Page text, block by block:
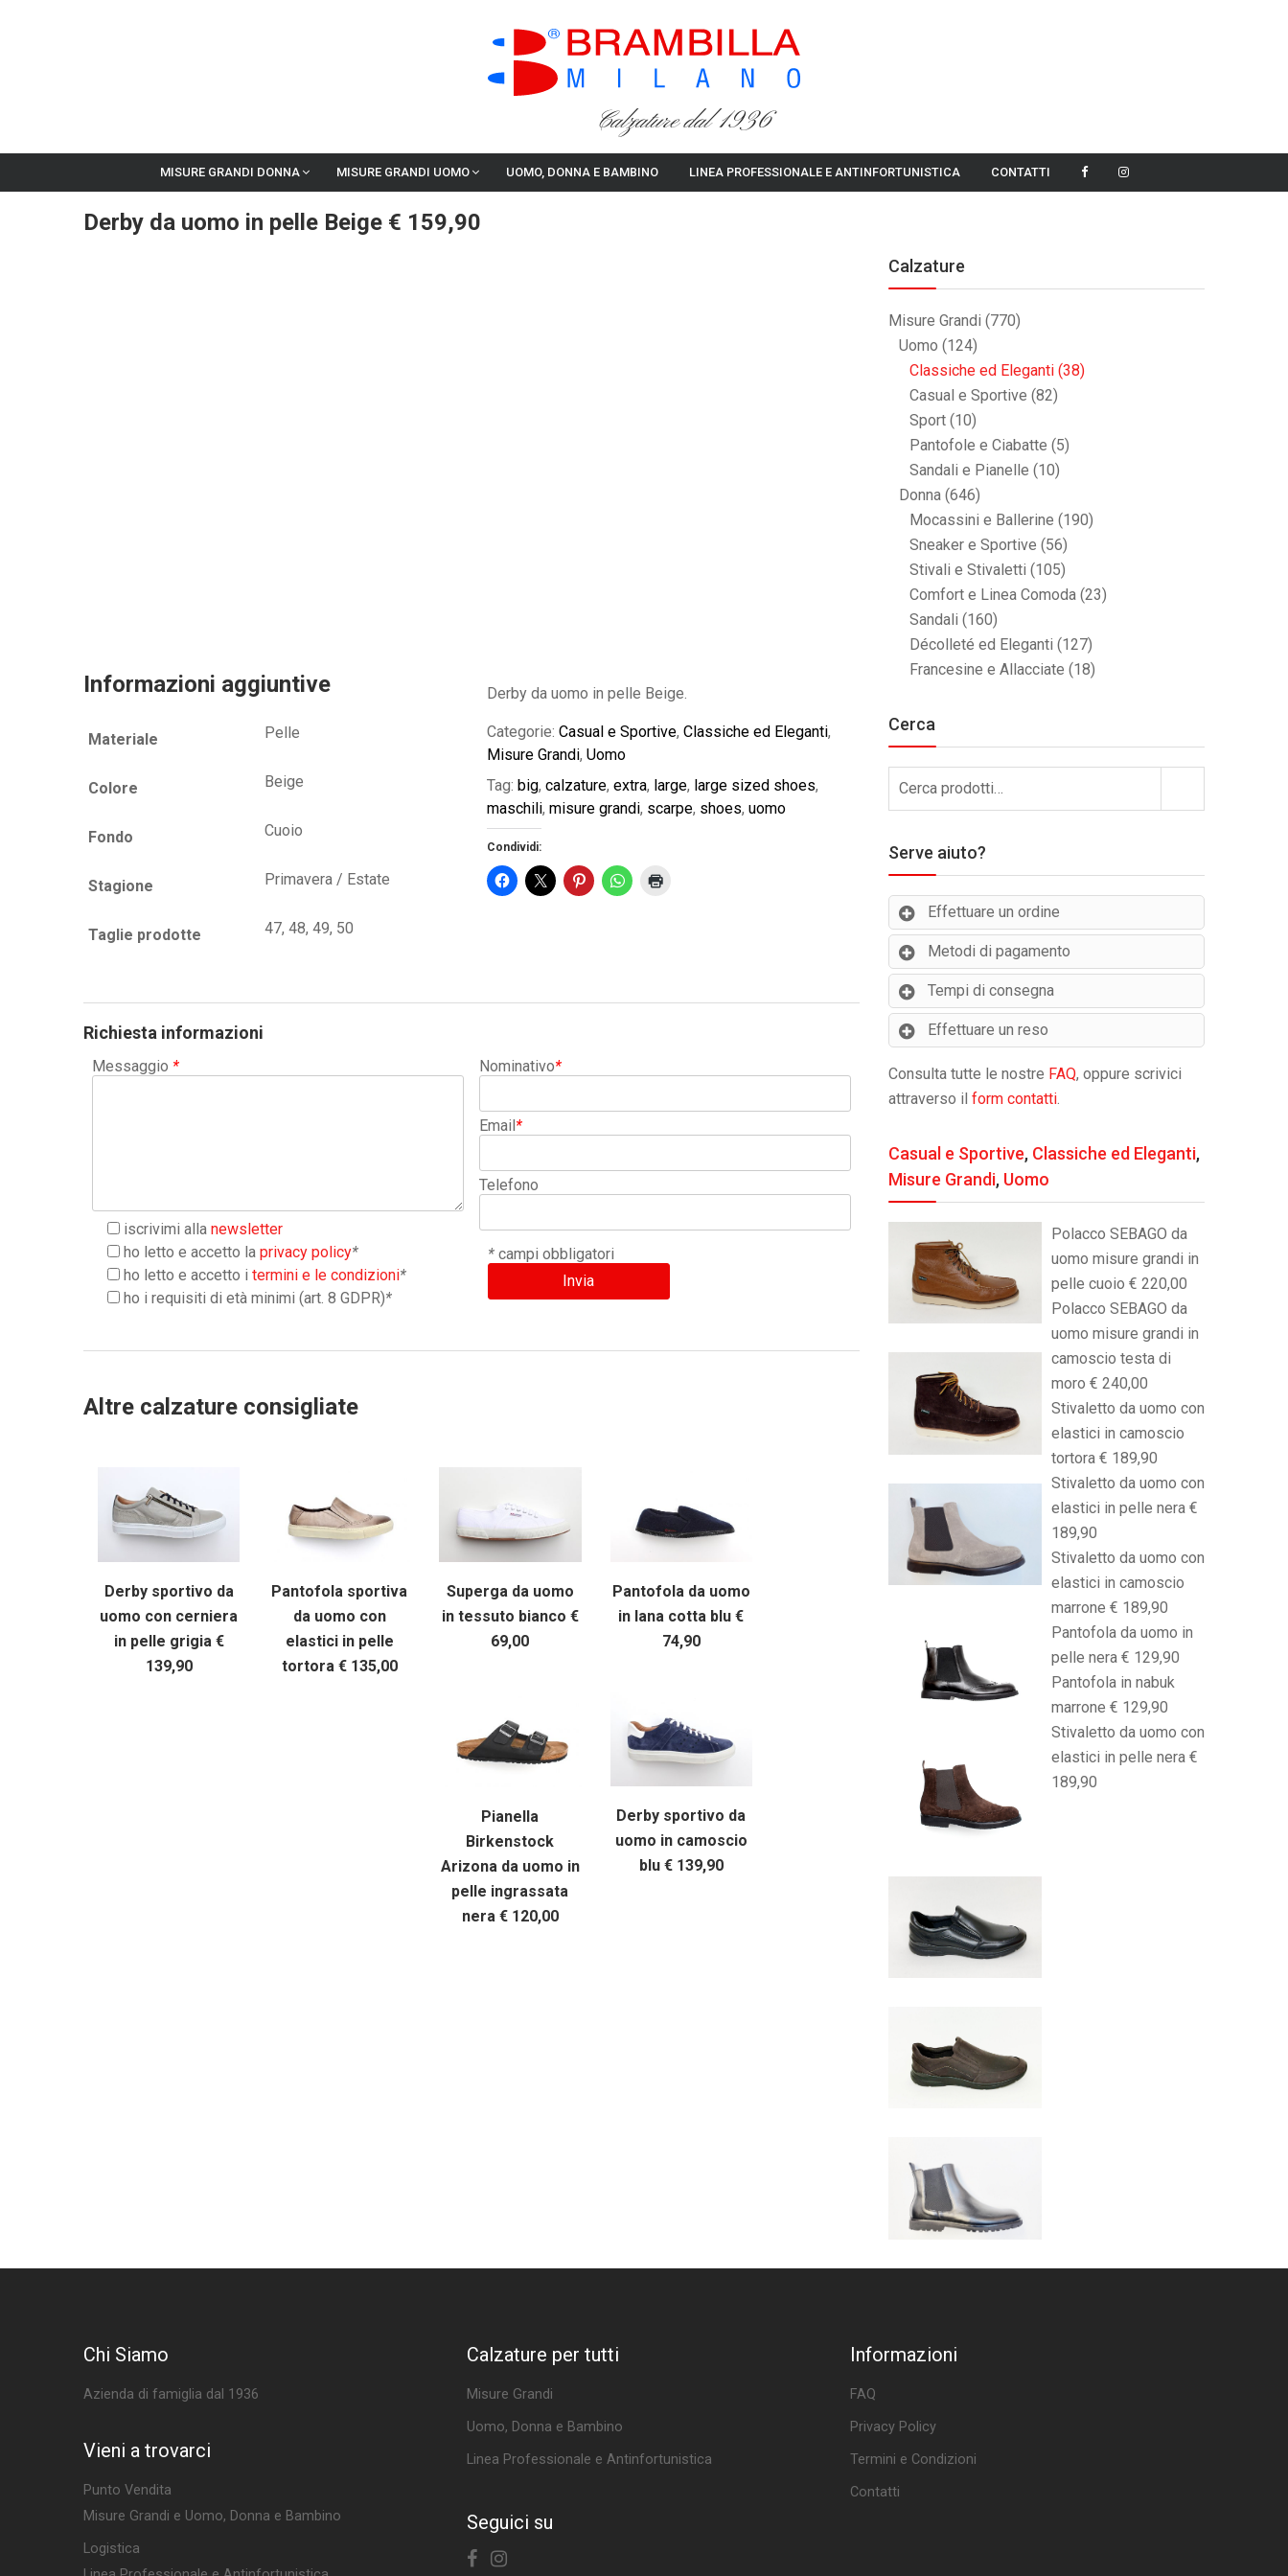
Calzature dal 1936
MISURE GRANDI DONNA MISURE GRANDI UOMO UOMO, DONNA E BAMBINO LINEA PROFESSIONALE E ANTINFORTUNISTICA CONTATTI
Derby da uomo in pelle Beige € 159,90
Derby da uomo in pelle Beige.
Categorie:Casual e Sportive,Classiche ed Eleganti,
Misure Grandi,Uomo
Tag:big,calzature,extra, large, large sized shoes,
maschili,misure grandi, scarpe, shoes,uomo
Condividi:
Informazioni aggiuntive
Materiale Pelle
Colore Beige
Fondo Cuoio
Stagione Primavera / Estate
Taglie prodotte 47, 48, 49, 50
Richiesta informazioni
Messaggio *
iscrivimi alla newsletter
ho letto e accetto la privacy policy*
ho letto e accetto i termini e le condizioni*
ho i requisiti di età minimi (art. 8 GDPR)*
Nominativo*
Email*
Telefono
*campi obbligatori
Altre calzature consigliate
Derby sportivo da
uomo con cerniera
in pelle grigia €
139,90
Pantofola sportiva
da uomo con
elastici in pelle
tortora € 135,00
Superga da uomo
in tessuto bianco €
69,00
Pantofola da uomo
in lana cotta blu €
74,90
Pianella
Birkenstock
Arizona da uomo in
pelle ingrassata
nera € 120,00
Derby sportivo da
uomo in camoscio
blu € 139,90
Calzature
Misure Grandi (770)
Uomo (124)
Classiche ed Eleganti (38)
Casual e Sportive (82)
Sport (10)
Pantofole e Ciabatte (5)
Sandali e Pianelle (10)
Donna (646)
Mocassini e Ballerine (190)
Sneaker e Sportive (56)
Stivali e Stivaletti (105)
Comfort e Linea Comoda (23)
Sandali (160)
Décolleté ed Eleganti (127)
Francesine e Allacciate (18)
Cerca
Serve aiuto?
Effettuare un ordine
Metodi di pagamento
Tempi di consegna
Effettuare un reso
Consulta tutte le nostre FAQ, oppure scrivici
attraverso il form contatti.
Casual e Sportive, Classiche ed Eleganti,
Misure Grandi, Uomo
Polacco SEBAGO da
uomo misure grandi in
pelle cuoio € 220,00
Polacco SEBAGO da
uomo misure grandi in
camoscio testa di
moro € 240,00
Stivaletto da uomo con
elastici in camoscio
tortora € 189,90
Stivaletto da uomo con
elastici in pelle nera €
189,90
Stivaletto da uomo con
elastici in camoscio
marrone € 189,90
Pantofola da uomo in
pelle nera € 129,90
Pantofola in nabuk
marrone € 129,90
Stivaletto da uomo con
elastici in pelle nera €
189,90
Chi Siamo
Azienda di famiglia dal 1936
Vieni a trovarci
Punto Vendita
Misure Grandi e Uomo, Donna e Bambino
Logistica
Calzature per tutti
Misure Grandi
Uomo, Donna e Bambino
Linea Professionale e Antinfortunistica
Seguici su
Informazioni
FAQ
Privacy Policy
Termini e Condizioni
Contatti